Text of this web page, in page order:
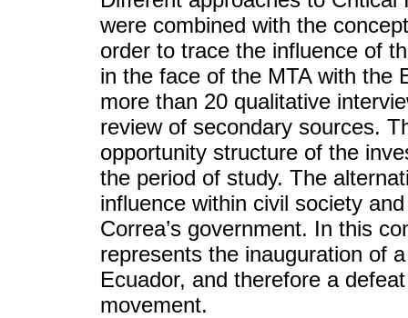
were combined with the
order to trace the influence of
in the face of the MTA with the
more than 20 qualitative
review of secondary sources.
opportunity structure of the
the period of study. The
influence within civil society
Correa’s government. In this
represents the inauguration of
Ecuador, and therefore a
movement.